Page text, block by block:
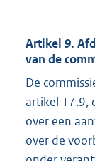
Artikel 9.
van de
De
artikel 17.9,
over een
over de